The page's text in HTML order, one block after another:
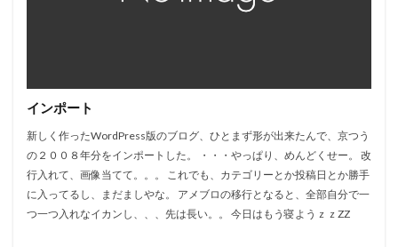
インポート
新しく作ったWordPress版のブログ、ひとまず形が出来たんで、京つう
の２００８年分をインポートした。 ・・・やっぱり、めんどくせー。 改
行入れて、画像当てて。。。 これでも、カテゴリーとか投稿日とか勝手
に入ってるし、まだましやな。 アメブロの移行となると、全部自分で一
つ一つ入れなイカンし、、、先は長い。。 今日はもう寝ようｚｚZZ